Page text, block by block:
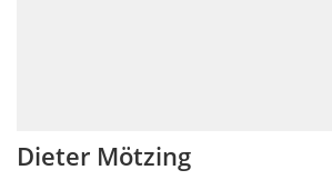
Dieter Mötzing